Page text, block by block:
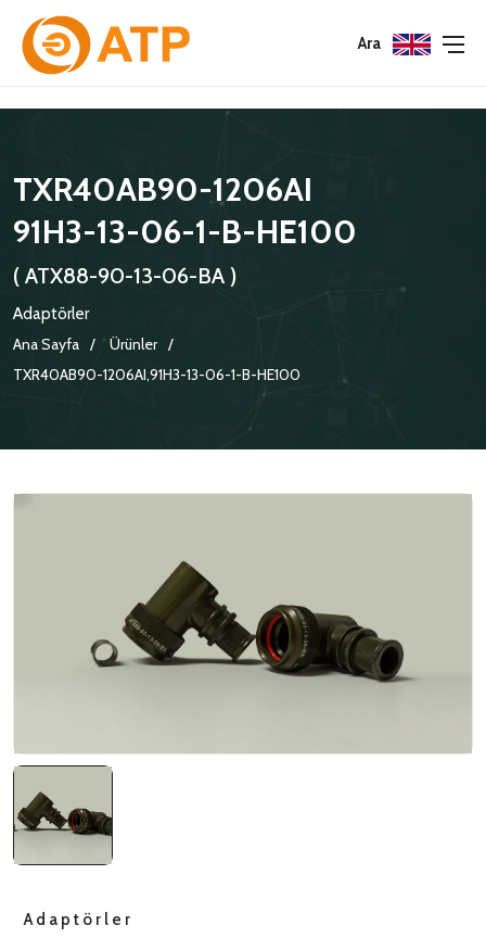
Ara
TXR40AB90-1206AI
91H3-13-06-1-B-HE100
( ATX88-90-13-06-BA )
Adaptörler
Ana Sayfa
Ürünler
TXR40AB90-1206AI,91H3-13-06-1-B-HE100
Adaptörler
Menu
KATALOGLAR
SERTIFIKALAR
POLITIKALARIMIZ
Menu
ÇEVRE YÖNETIM POLITIKASI
BILGI GÜVENLIĞI POLITIKASI
Menu
KONNEKTÖRLER
ADAPTÖRLER
KORUMA KAPAKLARI
KRIMP KONTAKLAR
TERMINATION BAND